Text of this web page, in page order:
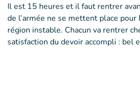
Il est 15 heures et il faut rentrer
de l’armée ne se mettent place
région instable. Chacun va rentrer
satisfaction du devoir accompli : bel